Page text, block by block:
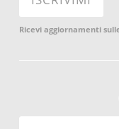
Ricevi aggiornamenti